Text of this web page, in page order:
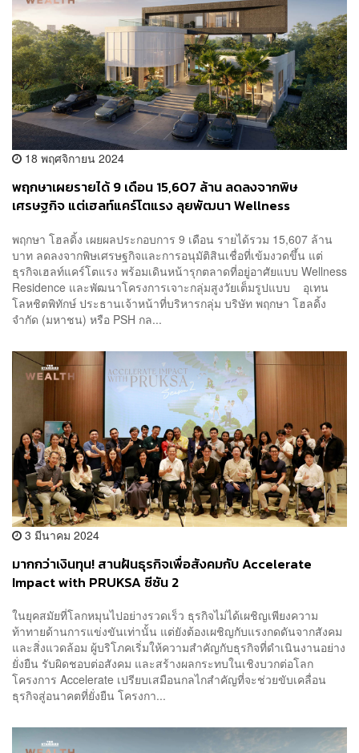
18 พฤศจิกายน 2024
พฤกษาเผยรายได้ 9 เดือน 15,607 ล้าน ลดลงจากพิษ
เศรษฐกิจ แต่เฮลท์แคร์โตแรง ลุยพัฒนา Wellness
พฤกษา โฮลดิ้ง เผยผลประกอบการ 9 เดือน รายได้รวม 15,607 ล้าน
บาท ลดลงจากพิษเศรษฐกิจและการอนุมัติสินเชื่อที่เข้มงวดขึ้น แต่
ธุรกิจเฮลท์แคร์โตแรง พร้อมเดินหน้ารุกตลาดที่อยู่อาศัยแบบ Wellness
Residence และพัฒนาโครงการเจาะกลุ่มสูงวัยเต็มรูปแบบ อุเทน
โลหชิตพิทักษ์ ประธานเจ้าหน้าที่บริหารกลุ่ม บริษัท พฤกษา โฮลดิ้ง
จำกัด (มหาชน) หรือ PSH กล...
3 มีนาคม 2024
มากกว่าเงินทุน! สานฝันธุรกิจเพื่อสังคมกับ Accelerate
Impact with PRUKSA ซีซัน 2
ในยุคสมัยที่โลกหมุนไปอย่างรวดเร็ว ธุรกิจไม่ได้เผชิญเพียงความ
ท้าทายด้านการแข่งขันเท่านั้น แต่ยังต้องเผชิญกับแรงกดดันจากสังคม
และสิ่งแวดล้อม ผู้บริโภคเริ่มให้ความสำคัญกับธุรกิจที่ดำเนินงานอย่าง
ยั่งยืน รับผิดชอบต่อสังคม และสร้างผลกระทบในเชิงบวกต่อโลก
โครงการ Accelerate เปรียบเสมือนกลไกสำคัญที่จะช่วยขับเคลื่อน
ธุรกิจสู่อนาคตที่ยั่งยืน โครงกา...